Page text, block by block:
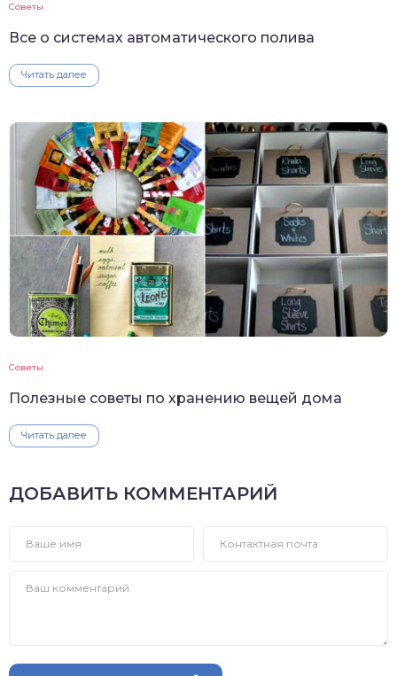
Советы
Все о системах автоматического полива
Читать далее
Советы
Полезные советы по хранению вещей дома
Читать далее
ДОБАВИТЬ КОММЕНТАРИЙ